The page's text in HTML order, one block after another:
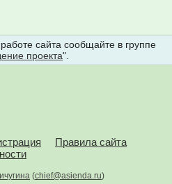
сайта сообщайте в группе
проекта".
Правила сайта
(chief@asienda.ru)